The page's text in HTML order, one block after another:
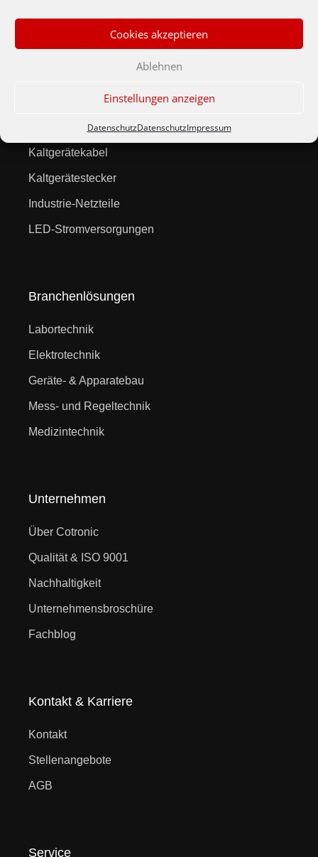
Cookies akzeptieren
Ablehnen
Einstellungen anzeigen
DatenschutzDatenschutzImpressum
Netzleitungen
Kaltgerätekabel
Kaltgerätestecker
Industrie-Netzteile
LED-Stromversorgungen
Branchenlösungen
Labortechnik
Elektrotechnik
Geräte- & Apparatebau
Mess- und Regeltechnik
Medizintechnik
Unternehmen
Über Cotronic
Qualität & ISO 9001
Nachhaltigkeit
Unternehmensbroschüre
Fachblog
Kontakt & Karriere
Kontakt
Stellenangebote
AGB
Service